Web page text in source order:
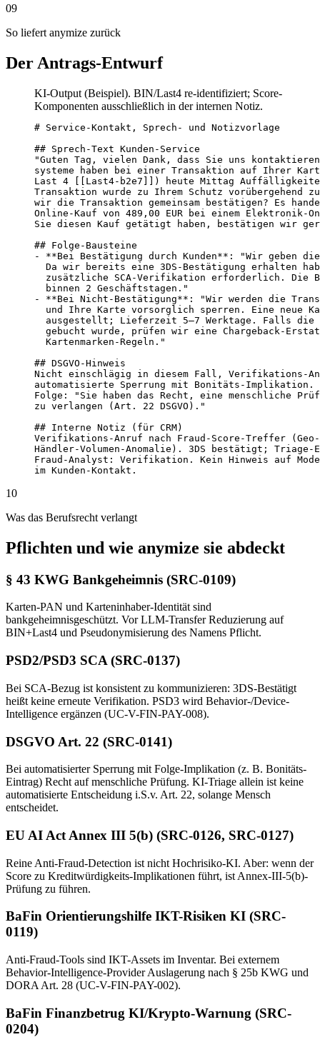
09
So liefert anymize zurück
Der Antrags-Entwurf
KI-Output (Beispiel). BIN/Last4 re-identifiziert; Score-
Komponenten ausschließlich in der internen Notiz.
# Service-Kontakt, Sprech- und Notizvorlage
## Sprech-Text Kunden-Service
"Guten Tag, vielen Dank, dass Sie uns
systeme haben bei einer Transaktion auf Ihrer
Last 4 [[Last4-b2e7]]) heute Mittag
Transaktion wurde zu Ihrem Schutz vorübergehend
wir die Transaktion gemeinsam bestätigen? Es
Online-Kauf von 489,00 EUR bei einem Elektronik-
Sie diesen Kauf getätigt haben, bestätigen wir
## Folge-Bausteine
- **Bei Bestätigung durch Kunden**: "Wir geben
Da wir bereits eine 3DS-Bestätigung erhalten
zusätzliche SCA-Verifikation erforderlich. Die
  binnen 2 Geschäftstagen."
- **Bei Nicht-Bestätigung**: "Wir werden die
und Ihre Karte vorsorglich sperren. Eine neue
ausgestellt; Lieferzeit 5–7 Werktage. Falls die
gebucht wurde, prüfen wir eine Chargeback-
  Kartenmarken-Regeln."
## DSGVO-Hinweis
Nicht einschlägig in diesem Fall, Verifikations-
automatisierte Sperrung mit Bonitäts-Implikation.
Folge: "Sie haben das Recht, eine menschliche
zu verlangen (Art. 22 DSGVO)."
## Interne Notiz (für CRM)
Verifikations-Anruf nach Fraud-Score-Treffer (Geo-
Händler-Volumen-Anomalie). 3DS bestätigt; Triage-
Fraud-Analyst: Verifikation. Kein Hinweis auf
im Kunden-Kontakt.
10
Was das Berufsrecht verlangt
Pflichten und wie anymize sie abdeckt
§ 43 KWG Bankgeheimnis (SRC-0109)
Karten-PAN und Karteninhaber-Identität sind
bankgeheimnisgeschützt. Vor LLM-Transfer Reduzierung auf
BIN+Last4 und Pseudonymisierung des Namens Pflicht.
PSD2/PSD3 SCA (SRC-0137)
Bei SCA-Bezug ist konsistent zu kommunizieren: 3DS-Bestätigt
heißt keine erneute Verifikation. PSD3 wird Behavior-/Device-
Intelligence ergänzen (UC-V-FIN-PAY-008).
DSGVO Art. 22 (SRC-0141)
Bei automatisierter Sperrung mit Folge-Implikation (z. B. Bonitäts-
Eintrag) Recht auf menschliche Prüfung. KI-Triage allein ist keine
automatisierte Entscheidung i.S.v. Art. 22, solange Mensch
entscheidet.
EU AI Act Annex III 5(b) (SRC-0126, SRC-0127)
Reine Anti-Fraud-Detection ist nicht Hochrisiko-KI. Aber: wenn der
Score zu Kreditwürdigkeits-Implikationen führt, ist Annex-III-5(b)-
Prüfung zu führen.
BaFin Orientierungshilfe IKT-Risiken KI (SRC-
0119)
Anti-Fraud-Tools sind IKT-Assets im Inventar. Bei externem
Behavior-Intelligence-Provider Auslagerung nach § 25b KWG und
DORA Art. 28 (UC-V-FIN-PAY-002).
BaFin Finanzbetrug KI/Krypto-Warnung (SRC-
0204)